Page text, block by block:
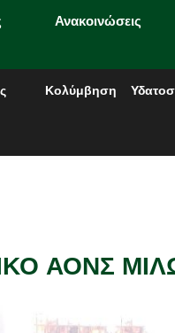
Ανακοινώσεις
Κολύμβηση
ΑΟΝΣ